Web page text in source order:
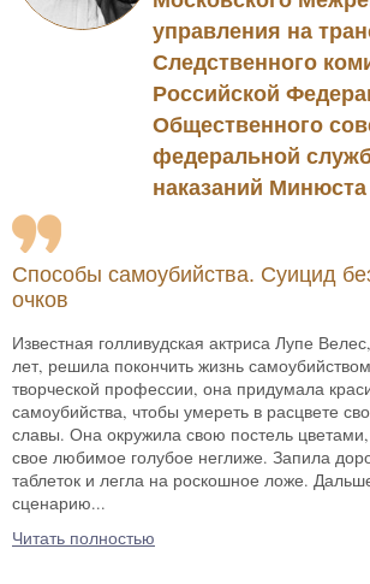
управления на
Следственного
Российской
Общественного
федеральной
наказаний
Способы самоубийства. Суицид
очков
Известная голливудская актриса Лупе
лет, решила покончить жизнь
творческой профессии, она придумала
самоубийства, чтобы умереть в расцвете
славы. Она окружила свою постель
свое любимое голубое неглиже. Запила
таблеток и легла на роскошное ложе.
сценарию...
Читать полностью